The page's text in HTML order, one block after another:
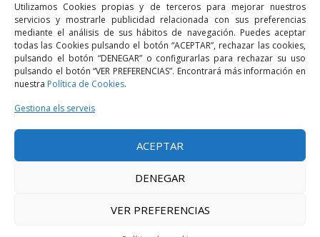
Utilizamos Cookies propias y de terceros para mejorar nuestros
servicios y mostrarle publicidad relacionada con sus preferencias
mediante el análisis de sus hábitos de navegación. Puedes aceptar
todas las Cookies pulsando el botón “ACEPTAR”, rechazar las cookies,
pulsando el botón “DENEGAR” o configurarlas para rechazar su uso
pulsando el botón “VER PREFERENCIAS”. Encontrará más información en
nuestra Política de Cookies.
Gestiona els serveis
ACEPTAR
DENEGAR
VER PREFERENCIAS
bcn@bellavistalegal.eu
GRANOLLERS
C/ Sant Jaume, 16 1r, 08401 Granollers (Bcn)
+34 93 860 39 60
grn@bellavistalegal.eu
MADRID
C/ Serrano 114, 2º izq. 28006 Madrid.
+34 91 431 98 21 | +34 91 431 98 95
mad@bellavistalegal.eu
© 2016 Bellavista Legal - Tots els drets reservats -